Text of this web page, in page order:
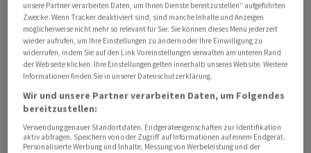
Mindestpreis vor, heisst es in ‌den Unterlagen von
UniCreditfür die ​ausserordentliche
Hauptversammlung am 4. Mai. Die mBank wird an der
Warschauer Börse mit 12,4 Milliarden Euro bewertet, im
Streubesitz sind 30,9 Prozent der Aktien im Wert von 3,8
Milliarden.
UniCredithatte im März ein 35 Milliarden Euro schweres
Übernahmeangebot ‌für dieCommerzbankvorgelegt,
unsere Partner verarbeiten Daten, um Ihnen Dienste bereitzustellen“ aufgeführten
Zwecke. Wenn Tracker deaktiviert sind, sind manche Inhalte und Anzeigen
möglicherweise nicht mehr so relevant für Sie. Sie können dieses Menü jederzeit
wieder aufrufen, um Ihre Einstellungen zu ändern oder Ihre Einwilligung zu
widerrufen, indem Sie auf den Link Voreinstellungen verwalten am unteren Rand
der Webseite klicken. Ihre Einstellungen gelten innerhalb unseres Website. Weitere
Informationen finden Sie in unserer Datenschutzerklärung.
Wir und unsere Partner verarbeiten Daten, um Folgendes
bereitzustellen:
Verwendung genauer Standortdaten. Endgeräteeigenschaften zur Identifikation
aktiv abfragen. Speichern von oder Zugriff auf Informationen auf einem Endgerät.
Personalisierte Werbung und Inhalte, Messung von Werbeleistung und der